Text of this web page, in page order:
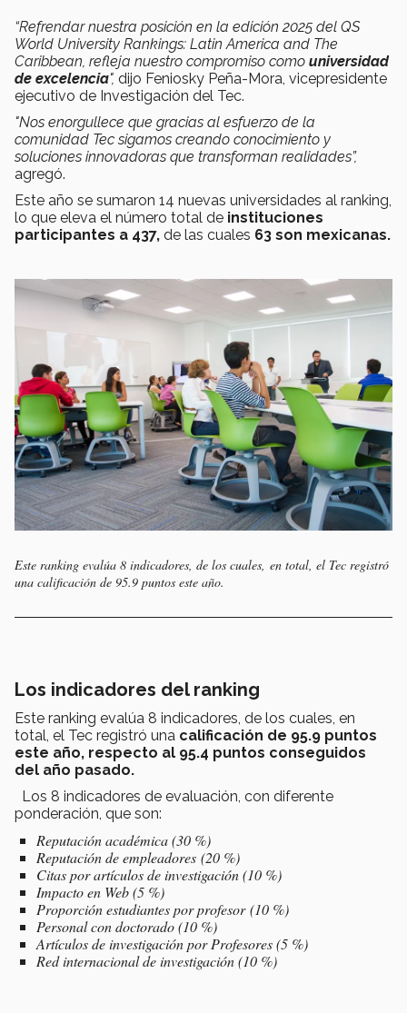
“Refrendar nuestra posición en la edición 2025 del QS
World University Rankings: Latin America and The
Caribbean, refleja nuestro compromiso como universidad
de excelencia", dijo Feniosky Peña-Mora, vicepresidente
ejecutivo de Investigación del Tec.
"Nos enorgullece que gracias al esfuerzo de la
comunidad Tec sigamos creando conocimiento y
soluciones innovadoras que transforman realidades”,
agregó.
Este año se sumaron 14 nuevas universidades al ranking,
lo que eleva el número total de instituciones
participantes a 437, de las cuales 63 son mexicanas.
Este ranking evalúa 8 indicadores, de los cuales, en total, el Tec registró
una calificación de 95.9 puntos este año.
Los indicadores del ranking
Este ranking evalúa 8 indicadores, de los cuales, en
total, el Tec registró una calificación de 95.9 puntos
este año, respecto al 95.4 puntos conseguidos
del año pasado.
Los 8 indicadores de evaluación, con diferente
ponderación, que son:
Reputación académica (30 %)
Reputación de empleadores (20 %)
Citas por artículos de investigación (10 %)
Impacto en Web (5 %)
Proporción estudiantes por profesor (10 %)
Personal con doctorado (10 %)
Artículos de investigación por Profesores (5 %)
Red internacional de investigación (10 %)